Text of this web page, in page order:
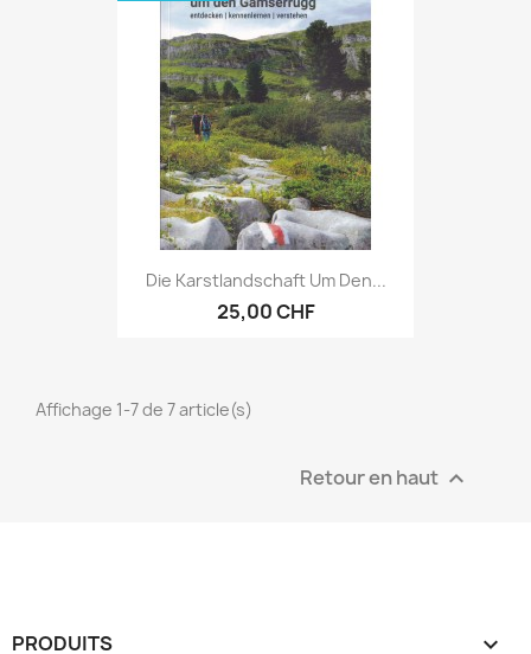
Die Karstlandschaft Um Den...
25,00 CHF
Affichage 1-7 de 7 article(s)
Retour en haut 
PRODUITS 